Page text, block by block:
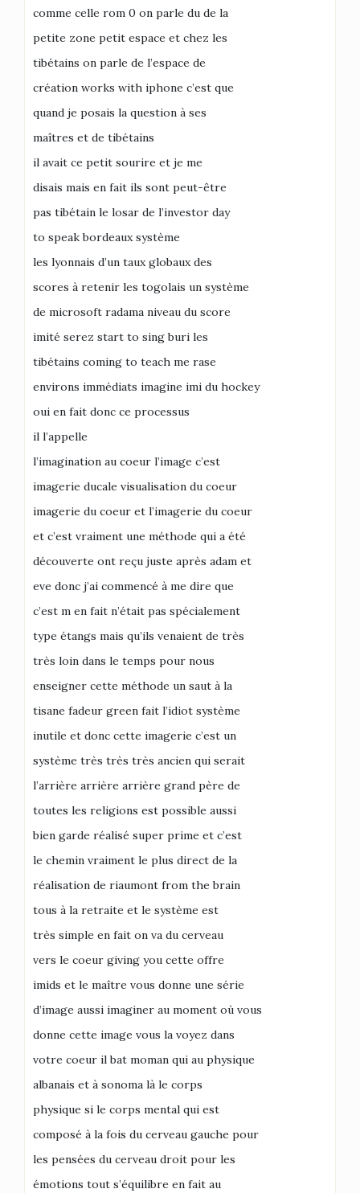
comme celle rom 0 on parle du de la
petite zone petit espace et chez les
tibétains on parle de l’espace de
création works with iphone c’est que
quand je posais la question à ses
maîtres et de tibétains
il avait ce petit sourire et je me
disais mais en fait ils sont peut-être
pas tibétain le losar de l’investor day
to speak bordeaux système
les lyonnais d’un taux globaux des
scores à retenir les togolais un système
de microsoft radama niveau du score
imité serez start to sing buri les
tibétains coming to teach me rase
environs immédiats imagine imi du hockey
oui en fait donc ce processus
il l’appelle
l’imagination au coeur l’image c’est
imagerie ducale visualisation du coeur
imagerie du coeur et l’imagerie du coeur
et c’est vraiment une méthode qui a été
découverte ont reçu juste après adam et
eve donc j’ai commencé à me dire que
c’est m en fait n’était pas spécialement
type étangs mais qu’ils venaient de très
très loin dans le temps pour nous
enseigner cette méthode un saut à la
tisane fadeur green fait l’idiot système
inutile et donc cette imagerie c’est un
système très très très ancien qui serait
l’arrière arrière arrière grand père de
toutes les religions est possible aussi
bien garde réalisé super prime et c’est
le chemin vraiment le plus direct de la
réalisation de riaumont from the brain
tous à la retraite et le système est
très simple en fait on va du cerveau
vers le coeur giving you cette offre
imids et le maître vous donne une série
d’image aussi imaginer au moment où vous
donne cette image vous la voyez dans
votre coeur il bat moman qui au physique
albanais et à sonoma là le corps
physique si le corps mental qui est
composé à la fois du cerveau gauche pour
les pensées du cerveau droit pour les
émotions tout s’équilibre en fait au